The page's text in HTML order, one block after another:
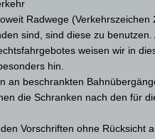
Radwege (Verkehrszeichen
sind, sind diese zu benutzen.
weisen wir in
hin.
an beschrankten
die Schranken nach den für
Vorschriften ohne Rücksicht